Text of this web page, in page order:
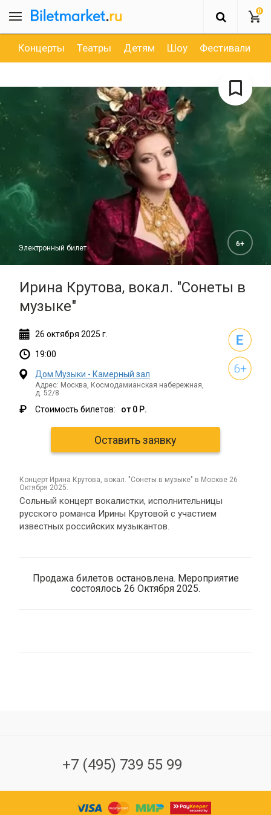
0
Концерты Театры Детям Шоу Фестивали
Ирина Крутова, вокал. "Сонеты в
музыке"
Электронный билет 6+
26 октября 2025 г.
19:00
Дом Музыки - Камерный зал
Адрес: Москва, Космодамианская набережная,
д. 52/8
₽ Стоимость билетов: от 0 Р.
Оставить заявку
концерт Ирина Крутова, вокал. "Сонеты в музыке" в Москве 26
Октября 2025.
Сольный концерт вокалистки, исполнительницы
русского романса Ирины Крутовой с участием
известных российских музыкантов.
Продажа билетов остановлена. Мероприятие
состоялось 26 Октября 2025.
+7 (495) 739 55 99